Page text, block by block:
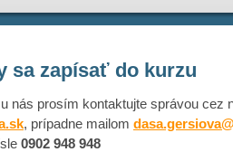
sa zapísať do kurzu
nás prosím kontaktujte správou cez
, prípadne mailom
0902 948 948